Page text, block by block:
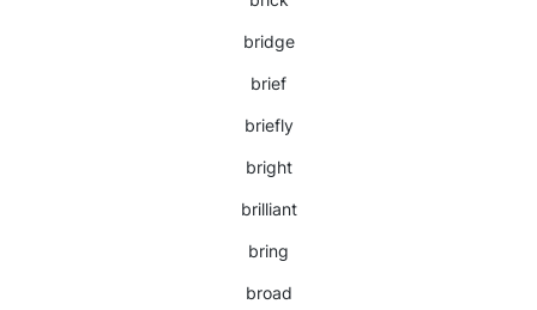
bridge
brief
briefly
bright
brilliant
bring
broad